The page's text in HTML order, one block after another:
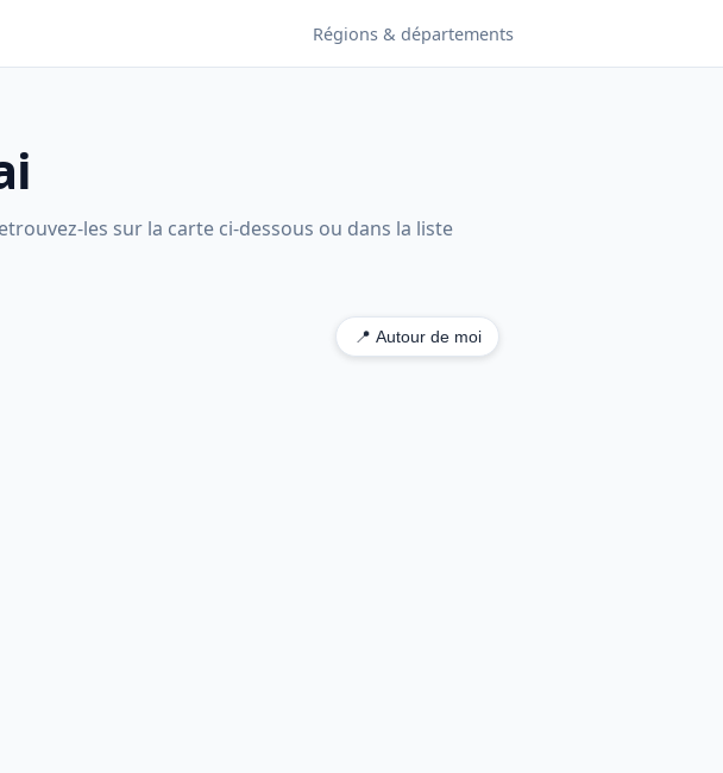
Régions & départements
les sur la carte ci-dessous ou dans la liste
📍 Autour de moi